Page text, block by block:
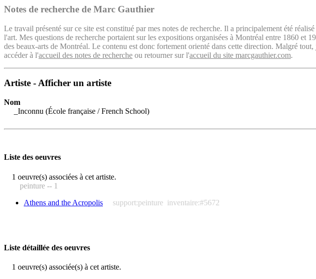
Notes de recherche de Marc Gauthier
Le travail présenté sur ce site est constitué par mes notes de recherche. Il a principalement été
l'art. Mes questions de recherche portaient sur les expositions organisées à Montréal entre 1860
des beaux-arts de Montréal. Le contenu est donc fortement orienté dans cette direction. Malgré
accéder à l'accueil des notes de recherche ou retourner sur l'accueil du site marcgauthier.com.
Artiste - Afficher un artiste
Nom
_Inconnu (École française / French School)
Liste des oeuvres
1 oeuvre(s) associées à cet artiste.
peinture -- 1
Athens and the Acropolis
support:peinture inventaire:#5672
Liste détaillée des oeuvres
1 oeuvre(s) associée(s) à cet artiste.